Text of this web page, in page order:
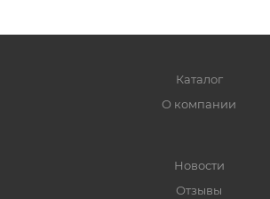
Каталог
О компании
Новости
Отзывы